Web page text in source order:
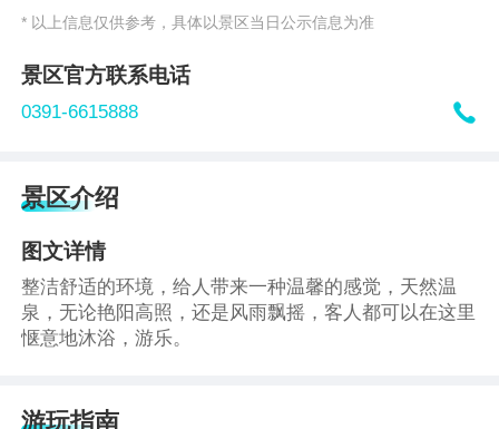
* 以上信息仅供参考，具体以景区当日公示信息为准
景区官方联系电话
0391-6615888 
景区介绍
图文详情
整洁舒适的环境，给人带来一种温馨的感觉，天然温
泉，无论艳阳高照，还是风雨飘摇，客人都可以在这里
惬意地沐浴，游乐。
游玩指南